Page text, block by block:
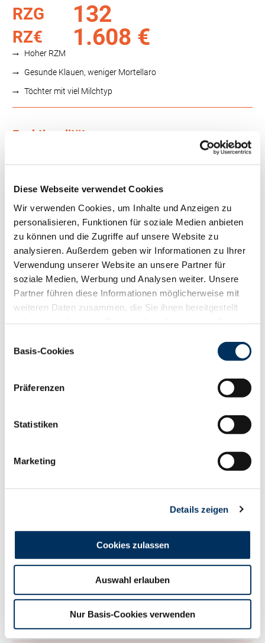
Diese Webseite verwendet Cookies
Wir verwenden Cookies, um Inhalte und Anzeigen zu
personalisieren, Funktionen für soziale Medien anbieten
zu können und die Zugriffe auf unsere Website zu
analysieren. Außerdem geben wir Informationen zu Ihrer
Verwendung unserer Website an unsere Partner für
soziale Medien, Werbung und Analysen weiter. Unsere
Partner führen diese Informationen möglicherweise mit
weiteren Daten zusammen, die Sie ihnen bereitgestellt
Cookies, wenn Sie unsere Webseite weiterhin nutzen.
Basis-Cookies
Präferenzen
Statistiken
Marketing
Details zeigen
Cookies zulassen
Auswahl erlauben
Nur Basis-Cookies verwenden
RZG 132
RZ€ 1.608 €
Hoher RZM
Gesunde Klauen, weniger Mortellaro
Töchter mit viel Milchtyp
Funktionalität
124
RZR
RZKd
RZKm
RZÖko
Gesundheit
88 100 112 124
RZGesund
RZEuterfit
100
RZKlaue
RZMetabol
106
DDcontrol
123
Produktion
133
Milch kg
+1097
+75
+0.13
89
119
Körper
101